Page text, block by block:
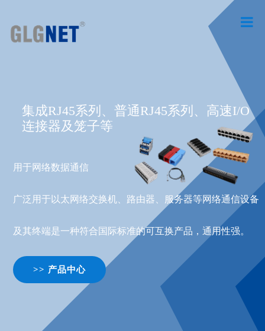
集成RJ45系列、普通RJ45系列、高速I/O
连接器及笼子等
用于网络数据通信
广泛用于以太网络交换机、路由器、服务器等网络通信设备
及其终端是一种符合国际标准的可互换产品，通用性强。
>> 产品中心